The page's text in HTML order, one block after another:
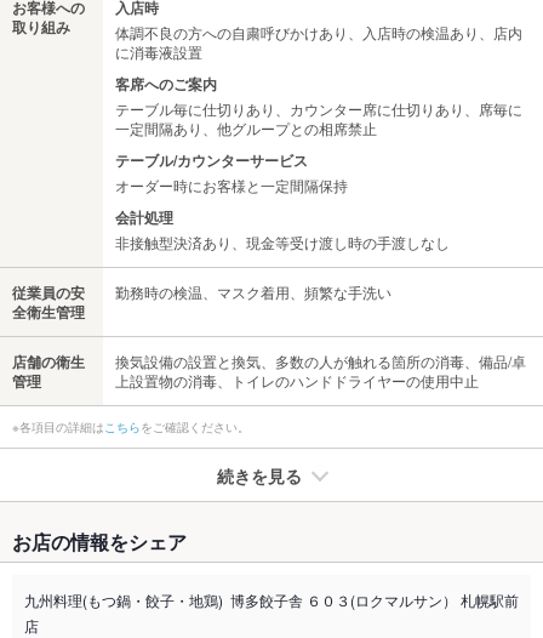
お客様への
取り組み
入店時
体調不良の方への自粛呼びかけあり、入店時の検温あり、店内
に消毒液設置
客席へのご案内
テーブル毎に仕切りあり、カウンター席に仕切りあり、席毎に
一定間隔あり、他グループとの相席禁止
テーブル/カウンターサービス
オーダー時にお客様と一定間隔保持
会計処理
非接触型決済あり、現金等受け渡し時の手渡しなし
従業員の安
全衛生管理
勤務時の検温、マスク着用、頻繁な手洗い
店舗の衛生
管理
換気設備の設置と換気、多数の人が触れる箇所の消毒、備品/卓
上設置物の消毒、トイレのハンドドライヤーの使用中止
※各項目の詳細はこちらをご確認ください。
続きを見る
禁煙・喫煙 全席喫煙可
喫煙専用室 なし
お店の情報をシェア
九州料理(もつ鍋・餃子・地鶏) 博多餃子舎 ６０３(ロクマルサン） 札幌駅前
店